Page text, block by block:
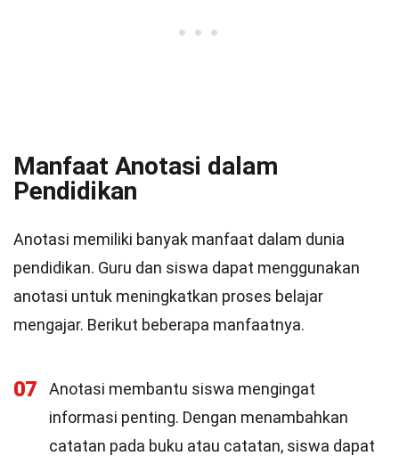
Manfaat Anotasi dalam
Pendidikan
Anotasi memiliki banyak manfaat dalam dunia
pendidikan. Guru dan siswa dapat menggunakan
anotasi untuk meningkatkan proses belajar
mengajar. Berikut beberapa manfaatnya.
07
Anotasi membantu siswa mengingat
informasi penting. Dengan menambahkan
catatan pada buku atau catatan, siswa dapat